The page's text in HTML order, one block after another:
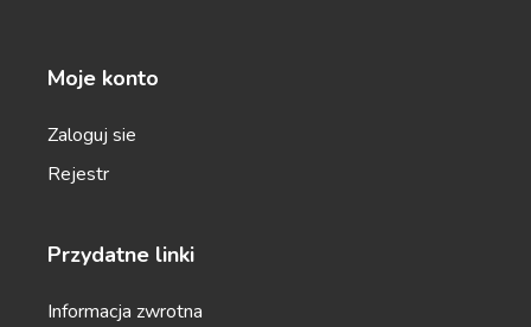
Startup Name Generator
Generate cool, creative, and catchy names for your
startup in seconds.
Moje konto
Zaloguj sie
Rejestr
Przydatne linki
Informacja zwrotna